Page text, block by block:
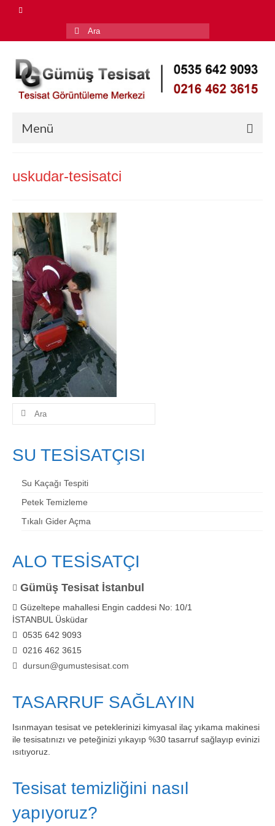
Şunu
ara:
Menü
Su Kaçağı Tespiti
Petek Temizleme
Tıkalı Gider Açma
İletişim
uskudar-tesisatci
Şunu
SU TESİSATÇISI
Su Kaçağı Tespiti
Petek Temizleme
Tıkalı Gider Açma
ALO TESİSATÇI
Gümüş Tesisat İstanbul
Güzeltepe mahallesi Engin caddesi No: 10/1
İSTANBUL Üsküdar
0535 642 9093
0216 462 3615
dursun@gumustesisat.com
TASARRUF SAĞLAYIN
Isınmayan tesisat ve peteklerinizi kimyasal ilaç yıkama makinesi
ile tesisatınızı ve peteğinizi yıkayıp %30 tasarruf sağlayıp evinizi
ısıtıyoruz.
Tesisat temizliğini nasıl
yapıyoruz?